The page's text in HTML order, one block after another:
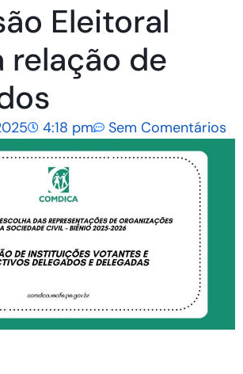
Eleitoral
relação de
4:18 pm Sem Comentários